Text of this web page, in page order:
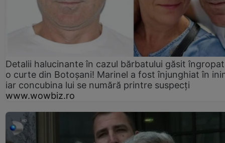
Detalii halucinante în cazul bărbatului găsit
o curte din Botoșani! Marinel a fost înjunghiat în
iar concubina lui se numără printre suspecți
www.wowbiz.ro